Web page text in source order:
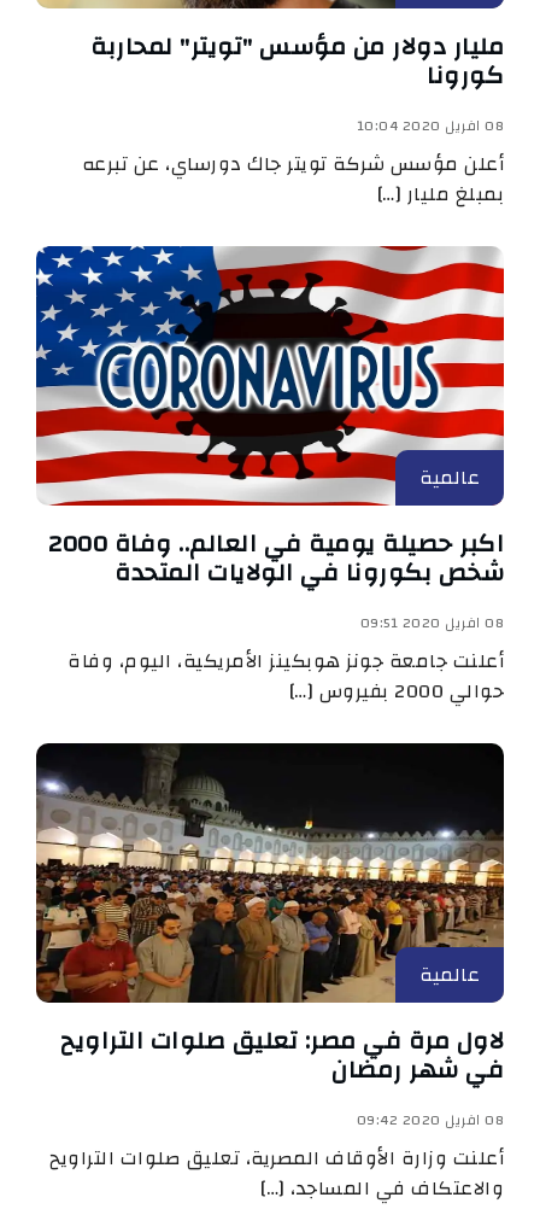
مليار دولار من مؤسس "تويتر" لمحاربة
كورونا
08 افريل 2020 10:04
أعلن مؤسس شركة تويتر جاك دورساي، عن تبرعه
بمبلغ مليار […]
عالمية
اكبر حصيلة يومية في العالم.. وفاة 2000
شخص بكورونا في الولايات المتحدة
08 افريل 2020 09:51
أعلنت جامعة جونز هوبكينز الأمريكية، اليوم، وفاة
حوالي 2000 بفيروس […]
عالمية
لاول مرة في مصر: تعليق صلوات التراويح
في شهر رمضان
08 افريل 2020 09:42
أعلنت وزارة الأوقاف المصرية، تعليق صلوات التراويح
والاعتكاف في المساجد، […]